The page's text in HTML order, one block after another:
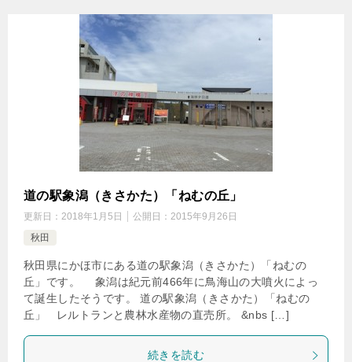
道の駅象潟（きさかた）「ねむの丘」
更新日： 2018年1月5日 公開日： 2015年9月26日
秋田
秋田県にかほ市にある道の駅象潟（きさかた）「ねむの
丘」です。 象潟は紀元前466年に鳥海山の大噴火によっ
て誕生したそうです。 道の駅象潟（きさかた）「ねむの
丘」 レルトランと農林水産物の直売所。 &nbs […]
続きを読む